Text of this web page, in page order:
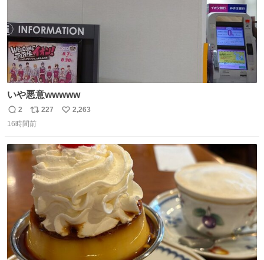
いや悪意wwwww
返
信
2
リ
ポ
ト
数
227
い
数
2,263
16時間前